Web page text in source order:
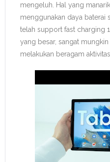
mengeluh. Hal yang
menggunakan daya baterai
telah support fast charging
yang besar, sangat
melakukan beragam aktivitas.